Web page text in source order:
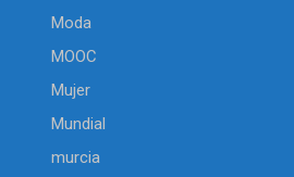
Moda
MOOC
Mujer
Mundial
murcia